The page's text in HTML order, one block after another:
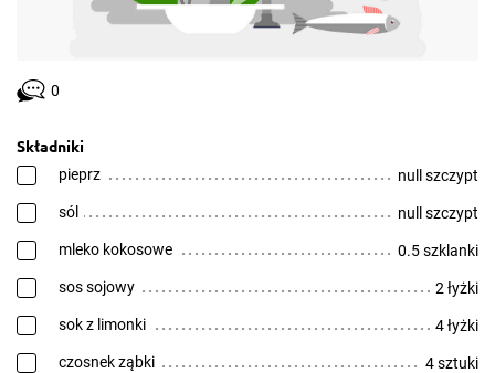
0
Składniki
pieprz null szczypt
sól null szczypt
mleko kokosowe 0.5 szklanki
sos sojowy 2 łyżki
sok z limonki 4 łyżki
czosnek ząbki 4 sztuki